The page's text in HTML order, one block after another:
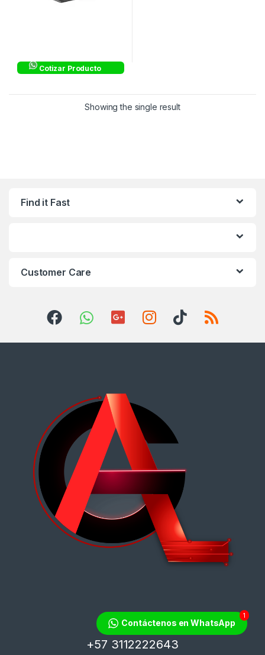
Cotizar Producto
Showing the single result
Find it Fast
Customer Care
¿Tienes dudas?
¡Contáctanos!
+57 3112222643
Contáctenos en WhatsApp
1